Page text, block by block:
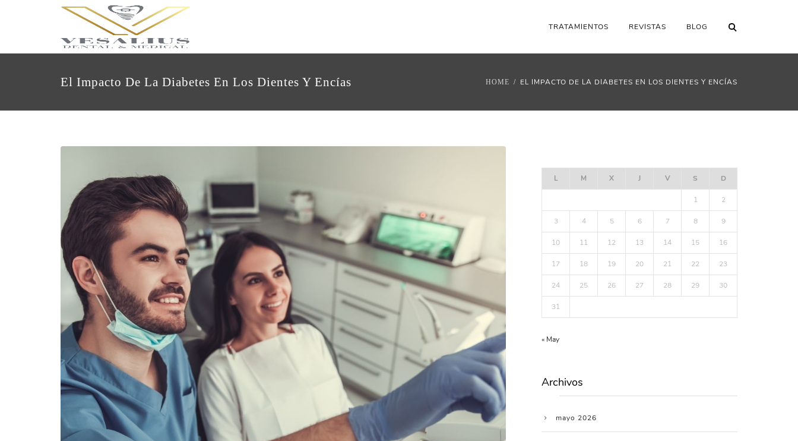
TRATAMIENTOS REVISTAS BLOG
El Impacto De La Diabetes En Los Dientes Y Encías HOME EL IMPACTO DE LA DIABETES EN LOS DIENTES Y ENCÍAS
L M X J V S D
1 2
3 4 5 6 7 8 9
10 11 12 13 14 15 16
17 18 19 20 21 22 23
24 25 26 27 28 29 30
31
« May
Archivos
mayo 2026